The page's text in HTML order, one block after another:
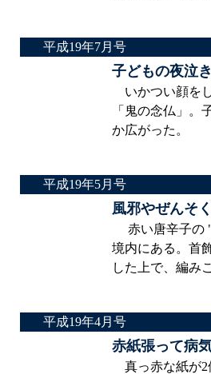
平成19年7月号
子どもの夜泣
いかつい顔を
「鬼の念仏」
か広がった。
平成19年5月号
風邪やぜんそ
赤い唐辛子の "
境内にある。首
した上で、編み
平成19年4月号
赤紙張って病
真っ赤な紙が2